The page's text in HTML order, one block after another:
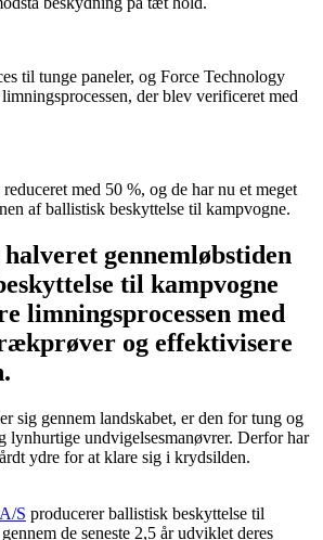
til tunge paneler, og Force Technology
der blev verificeret med
med 50 %, og de har nu et meget
af ballistisk beskyttelse til kampvogne.
gennemløbstiden
til kampvogne
limningsprocessen med
og effektivisere
sig gennem landskabet, er den for tung og
lynhurtige undvigelsesmanøvrer. Derfor har
ydre for at klare sig i krydsilden.
S producerer ballistisk beskyttelse til
de seneste 2,5 år udviklet deres